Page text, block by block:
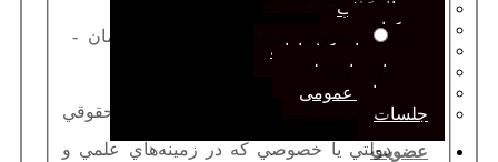
ژورنال کلاب
نقد کتاب
دورهمی‌های کتابدارانه
سخنرانی‌های علمی
مجمع‌های عمومی
جلسات
عضویت
-
مخصوص كليه سازمان‌ها و اشخاص حقوقي
دولتي يا خصوصي كه در زمينه‌هاي علمي و